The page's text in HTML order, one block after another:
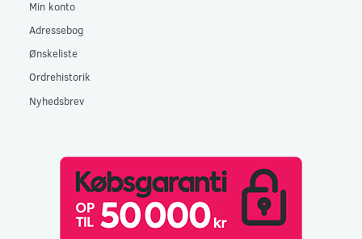
Min konto
Adressebog
Ønskeliste
Ordrehistorik
Nyhedsbrev